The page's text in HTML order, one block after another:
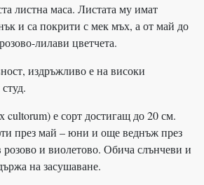
листна маса. Листата му имат
и са покрити с мек мъх, а от май до
лилави цветчета.
издръжливо е на високи
cultorum) е сорт достигащ до 20 см.
през май – юни и още веднъж през
розово и виолетово. Обича слънчеви и
на засушаване.